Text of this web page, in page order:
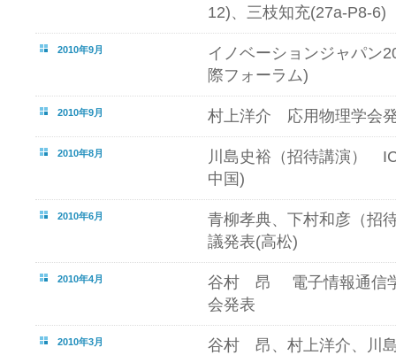
12)、三枝知充(27a-P8-6)
2010年9月
イノベーションジャパン
際フォーラム)
2010年9月 村上洋介 応用物理学会
2010年8月
川島史裕（招待講演）
中国)
2010年6月
青柳孝典、下村和彦（招
議発表(高松)
2010年4月
谷村 昂 電子情報通信学
会発表
2010年3月
谷村 昂、村上洋介、川